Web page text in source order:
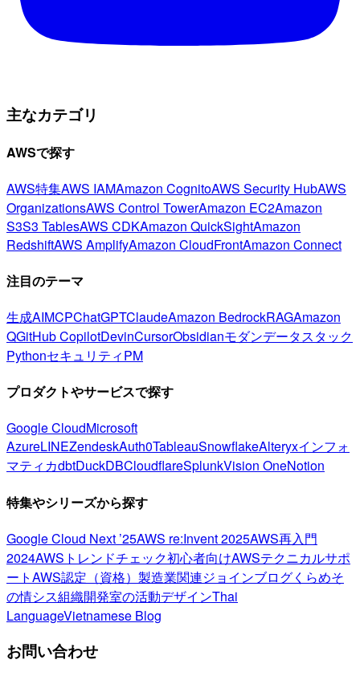
主なカテゴリ
AWSで探す
AWS特集AWS IAMAmazon CognitoAWS Security HubAWS
OrganizationsAWS Control TowerAmazon EC2Amazon
S3S3 TablesAWS CDKAmazon QuickSightAmazon
RedshiftAWS AmplifyAmazon CloudFrontAmazon Connect
注目のテーマ
生成AIMCPChatGPTClaudeAmazon BedrockRAGAmazon
QGitHub CopilotDevinCursorObsidianモダンデータスタック
PythonセキュリティPM
プロダクトやサービスで探す
Google CloudMicrosoft
AzureLINEZendeskAuth0TableauSnowflakeAlteryxインフォ
マティカdbtDuckDBCloudflareSplunkVision OneNotion
特集やシリーズから探す
Google Cloud Next ’25AWS re:Invent 2025AWS再入門
2024AWSトレンドチェック初心者向けAWSテクニカルサポ
ートAWS認定（資格） 製造業関連ジョインブログくらめそ
の情シス組織開発室の活動デザインThai
LanguageVietnamese Blog
お問い合わせ